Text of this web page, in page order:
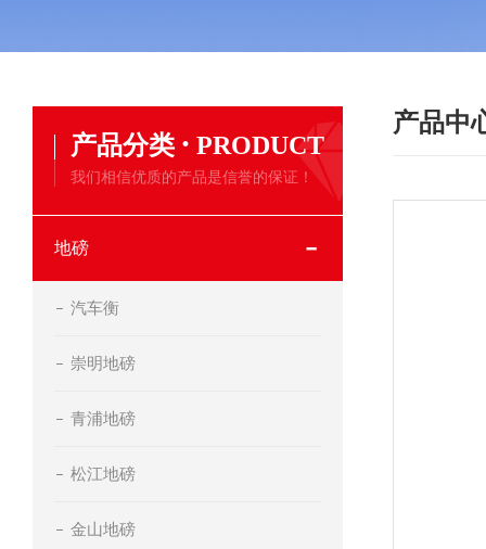
产品分类 · PRODUCT
我们相信优质的产品是信誉的保证！
地磅
汽车衡
崇明地磅
青浦地磅
松江地磅
金山地磅
产品中